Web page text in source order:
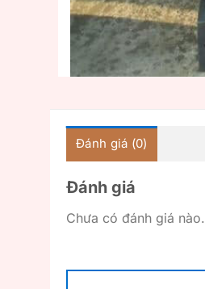
Đánh giá (0)
Đánh giá
Chưa có đánh giá nào.